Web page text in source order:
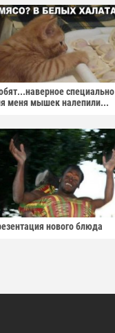
специально
меня мышек налепили...
нового блюда